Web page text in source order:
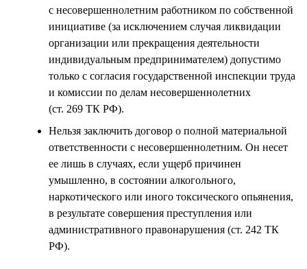
с несовершеннолетним работником по собственной
инициативе (за исключением случая ликвидации
организации или прекращения деятельности
индивидуальным предпринимателем) допустимо
только с согласия государственной инспекции труда
и комиссии по делам несовершеннолетних
(ст. 269 ТК РФ).
Нельзя заключить договор о полной материальной
ответственности с несовершеннолетним. Он несет
ее лишь в случаях, если ущерб причинен
умышленно, в состоянии алкогольного,
наркотического или иного токсического опьянения,
в результате совершения преступления или
административного правонарушения (ст. 242 ТК
РФ).